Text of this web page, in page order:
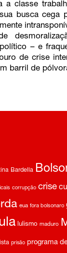
a classe
busca cega
– e
de crise
barril de
Bardella
corrupção crise
eua fora bolsonaro
lulismo maduro
prisão programa